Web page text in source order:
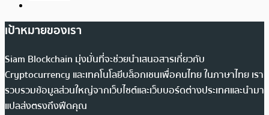
เป้าหมายของเรา
Siam Blockchain มุ่งมั่นที่จะช่วยนำเสนอสารเกี่ยวกับ
Cryptocurrency และเทคโนโลยีบล็อกเชนเพื่อคนไทย ในภาษาไทย เรา
รวบรวมข้อมูลส่วนใหญ่จากเว็บไซต์และเว็บบอร์ดต่างประเทศและนำมา
แปลส่งตรงถึงฟีดคุณ